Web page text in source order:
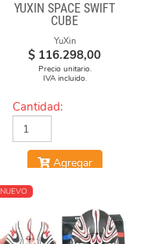
YUXIN SPACE SWIFT
CUBE
YuXin
$ 116.298,00
Precio unitario.
IVA incluido.
Cantidad:
Agregar
NUEVO